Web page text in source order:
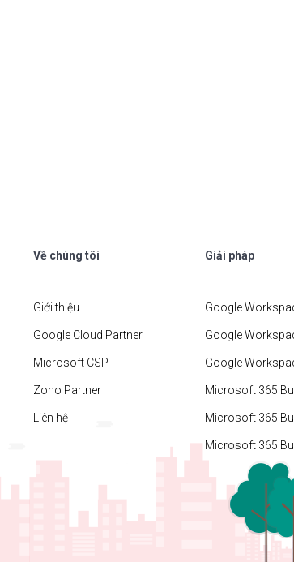
Về chúng tôi
Giới thiệu
Google Cloud Partner
Microsoft CSP
Zoho Partner
Liên hệ
Giải pháp
Google
Google
Google
Microsoft 365
Microsoft 365
Microsoft 365